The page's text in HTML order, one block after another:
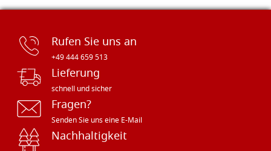
Rufen Sie uns an
+49 444 659 513
Lieferung
schnell und sicher
Fragen?
Senden Sie uns eine E-Mail
Nachhaltigkeit